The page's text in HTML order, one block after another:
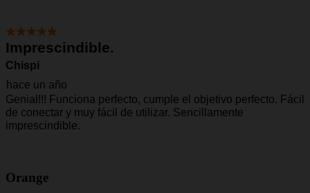
Orange